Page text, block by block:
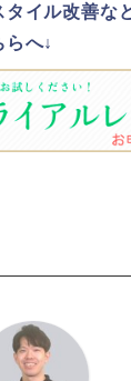
イル改善な
へ↓